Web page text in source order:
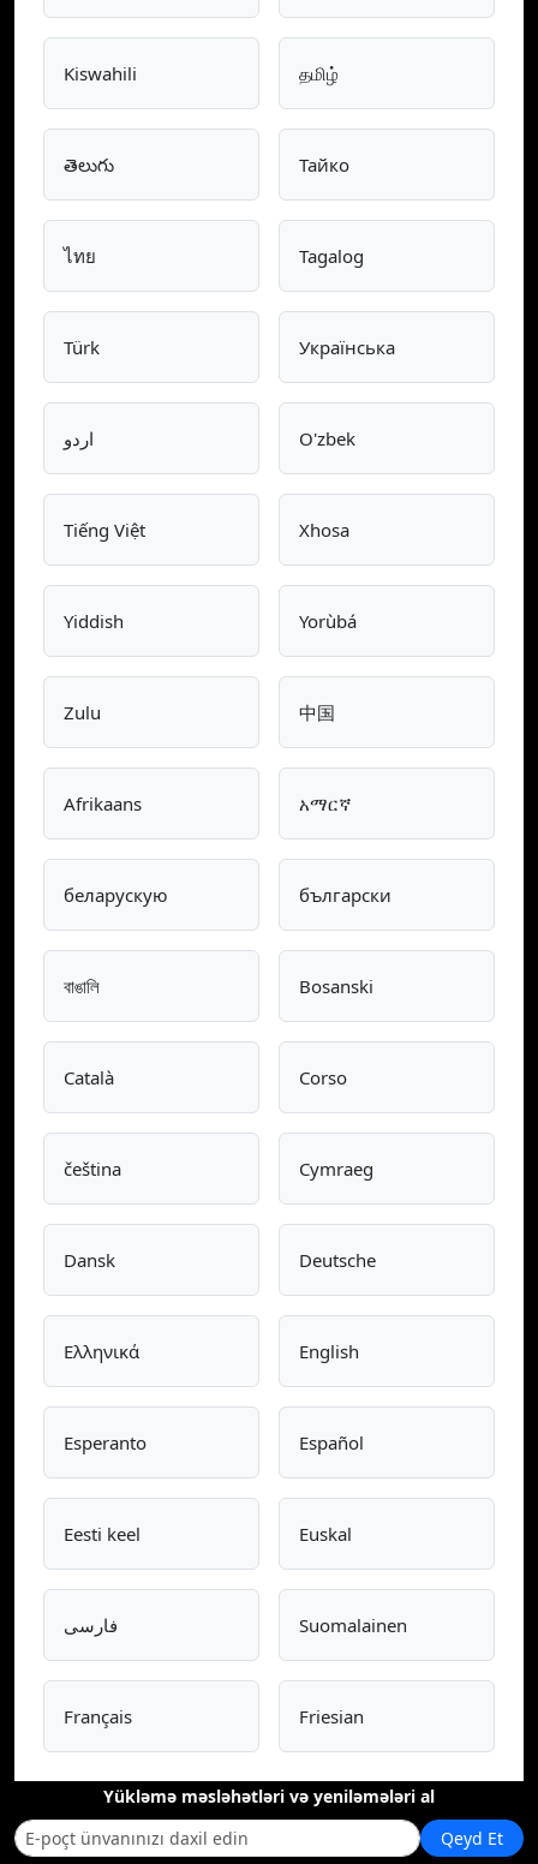
Kiswahili தமிழ்
తెలుగు Тайко
ไทย Tagalog
Türk Українська
اردو O'zbek
Tiếng Việt Xhosa
Yiddish Yorùbá
Zulu 中国
Afrikaans አማርኛ
беларускую български
বাঙালি Bosanski
Català Corso
čeština Cymraeg
Dansk Deutsche
Ελληνικά English
Esperanto Español
Eesti keel Euskal
فارسی Suomalainen
Français Friesian
Yükləmə məsləhətləri və yeniləmələri al
Qeyd Et